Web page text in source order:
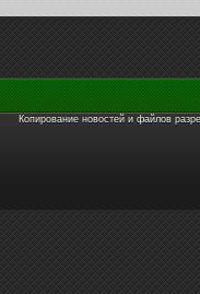
Копирование новостей и файлов